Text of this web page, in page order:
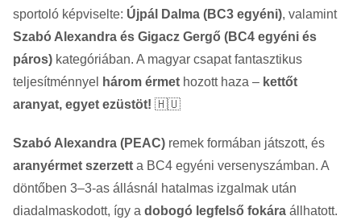
sportoló képviselte: Újpál Dalma (BC3 egyéni), valamint
Szabó Alexandra és Gigacz Gergő (BC4 egyéni és
páros) kategóriában. A magyar csapat fantasztikus
teljesítménnyel
három érmet hozott haza – kettőt
aranyat, egyet ezüstöt! 🇭🇺
Szabó Alexandra (PEAC) remek formában játszott, és
aranyérmet szerzett a BC4 egyéni versenyszámban. A
döntőben 3–3-as állásnál hatalmas izgalmak után
diadalmaskodott, így a dobogó legfelső fokára állhatott.